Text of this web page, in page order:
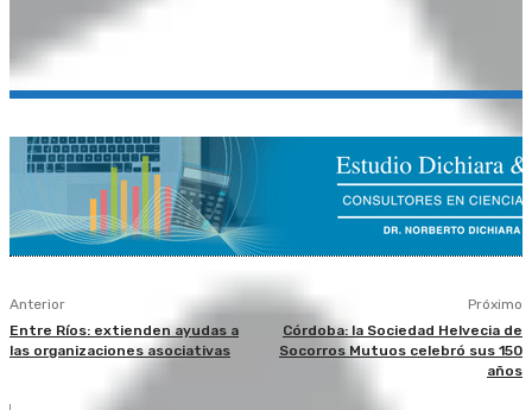
Anterior
Entre Ríos: extienden ayudas a
las organizaciones asociativas
Próximo
Córdoba: la Sociedad Helvecia de
Socorros Mutuos celebró sus 150
años